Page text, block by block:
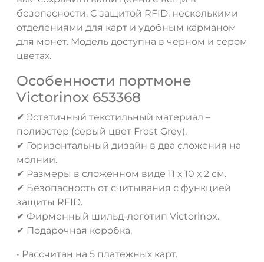
безопасности. С защитой RFID, несколькими
отделениями для карт и удобным карманом
для монет. Модель доступна в черном и сером
цветах.
Особенности портмоне
Victorinox 653368
✔ Эстетичный текстильный материал –
полиэстер (серый цвет Frost Grey).
✔ Горизонтальный дизайн в два сложения на
молнии.
✔ Размеры в сложенном виде 11 х 10 х 2 см.
✔ Безопасность от считывания с функцией
защиты RFID.
✔ Фирменный шильд-логотип Victorinox.
✔ Подарочная коробка.
• Рассчитан на 5 платежных карт.
ДА НЕТ